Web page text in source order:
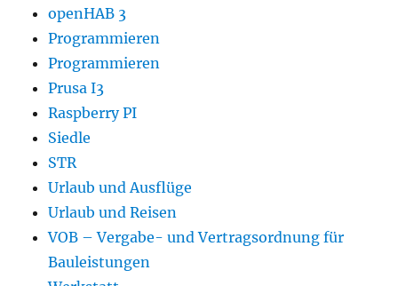
openHAB 3
Programmieren
Programmieren
Prusa I3
Raspberry PI
Siedle
STR
Urlaub und Ausflüge
Urlaub und Reisen
VOB – Vergabe- und Vertragsordnung für
Bauleistungen